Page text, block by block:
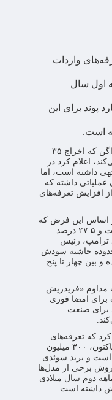
واردات
اول سال
پوند برای این
است.
به گزارش مقیاس اقتصاد، فولکس‌واگن که اخراج ۳۵
بررسی می‌کند، اعلام کرد در
داشته است، اما
عملیاتی داشته که
افزایش تعرفه‌های
اساس این فرض که
تعرفه‌ها بین ۱۰ درصد در بهترین حالت و ۲۷.۵ درصد
ترامپ، رئیس
حاشیه سودش
بین چهار تا پنج
«فریدریش
برای امضا فوری
برای صنعت
کرد که تعرفه‌های
ترامپ از ابتدای سال میلادی جاری تاکنون، ۳۰۰ میلیون
است و برند سوئدی
برخی از مدل‌ها
دوم سال میلادی
داشته است.